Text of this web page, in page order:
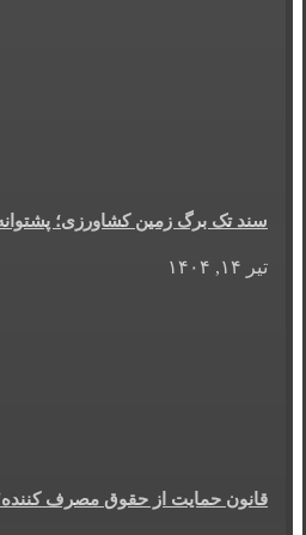
سند تک برگ زمین کشاورزی؛
تیر ۱۴, ۱۴۰۴
قانون حمایت از حقوق مصرف